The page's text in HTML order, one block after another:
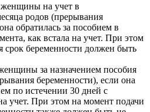
женщины на учет в
родов (прерывания
обратилась за пособием в
как встала на учет. При этом
срок беременности должен быть
за назначением пособия
беременности), если она
по истечении 30 дней с
учет. При этом на момент подачи